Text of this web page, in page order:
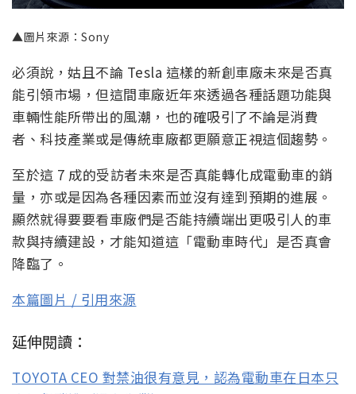
▲圖片來源：Sony
必須說，姑且不論 Tesla 這樣的新創車廠未來是否真
能引領市場，但這間車廠近年來透過各種話題功能與
車輛性能所帶出的風潮，也的確吸引了不論是消費
者、科技產業或是傳統車廠都更願意正視這個趨勢。
至於這 7 成的受訪者未來是否真能轉化成電動車的銷
量，亦或是因為各種因素而並沒有達到預期的進展。
顯然就得要要看車廠們是否能持續端出更吸引人的車
款與持續建設，才能知道這「電動車時代」是否真會
降臨了。
本篇圖片 / 引用來源
延伸閱讀：
TOYOTA CEO 對禁油很有意見，認為電動車在日本只